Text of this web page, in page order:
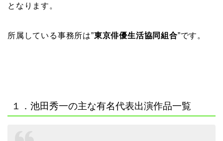
となります。
所属している事務所は”東京俳優生活協同組合”です。
１．池田秀一の主な有名代表出演作品一覧